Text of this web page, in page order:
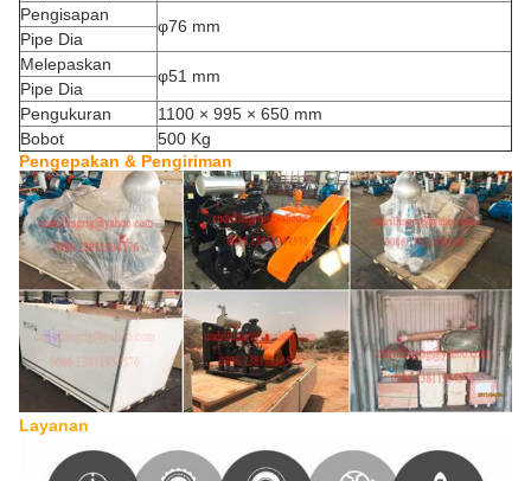
Pengisapan
φ76 mm
Pipe Dia
Melepaskan
φ51 mm
Pipe Dia
Pengukuran
1100 × 995 × 650 mm
Bobot
500 Kg
Pengepakan & Pengiriman
Layanan